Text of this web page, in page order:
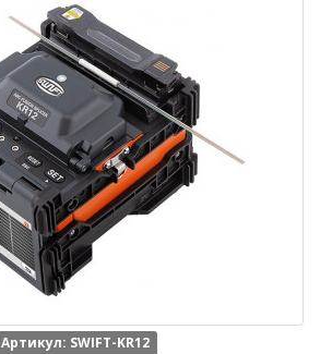
Артикул: SWIFT-KR12